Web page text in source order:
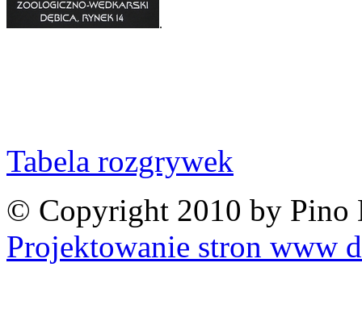
.
Tabela rozgrywek
© Copyright 2010 by Pino
Projektowanie stron www